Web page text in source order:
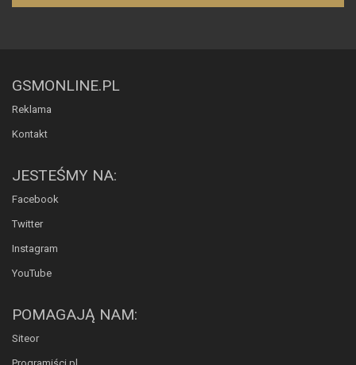
GSMONLINE.PL
Reklama
Kontakt
JESTEŚMY NA:
Facebook
Twitter
Instagram
YouTube
POMAGAJĄ NAM:
Siteor